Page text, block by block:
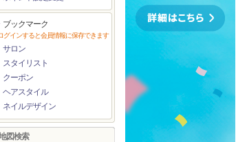
ブックマーク
グインすると会員情報に保存できます
サロン
スタイリスト
クーポン
ヘアスタイル
ネイルデザイン
図検索